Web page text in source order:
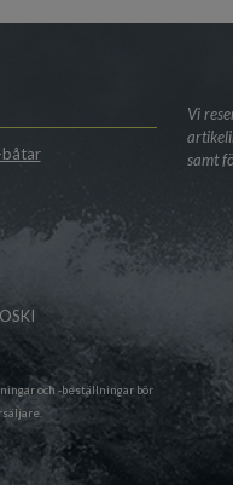
båtar
och -beställningar bör
.
Vi
samt